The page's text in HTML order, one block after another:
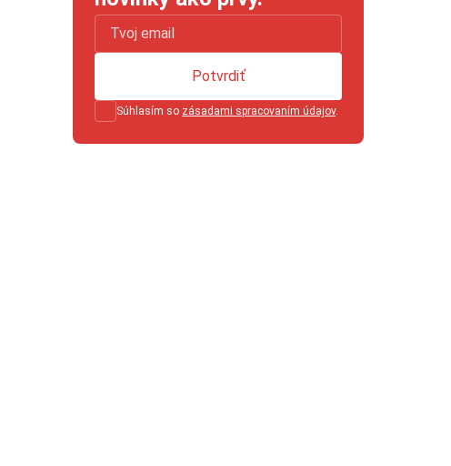
Súhlasím so zásadami spracovaním údajov.
Potvrdiť